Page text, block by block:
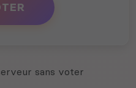
sans voter